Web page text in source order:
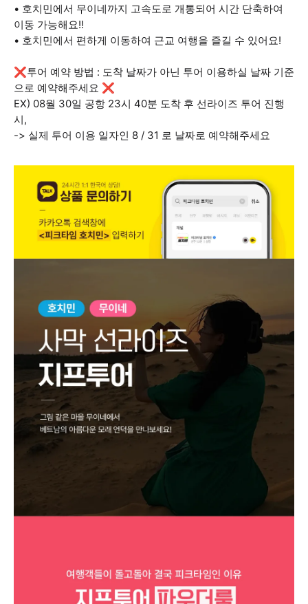
• 호치민에서 무이네까지 고속도로 개통되어 시간 단축하여
이동 가능해요!!
• 호치민에서 편하게 이동하여 근교 여행을 즐길 수 있어요!
❌투어 예약 방법 : 도착 날짜가 아닌 투어 이용하실 날짜 기준
으로 예약해주세요 ❌
EX) 08월 30일 공항 23시 40분 도착 후 선라이즈 투어 진행
시,
-> 실제 투어 이용 일자인 8 / 31 로 날짜로 예약해주세요